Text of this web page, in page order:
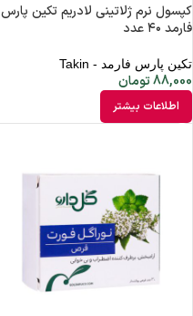
کپسول نرم ژلاتینی لادریم تکین پارس
فارمد ۴۰ عدد
تکین پارس فارمد - Takin
88,000تومان
اطلاعات بیشتر